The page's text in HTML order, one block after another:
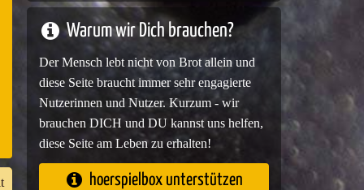
Warum wir Dich brauchen?
Der Mensch lebt nicht von Brot allein und
diese Seite braucht immer sehr engagierte
Nutzerinnen und Nutzer. Kurzum - wir
brauchen DICH und DU kannst uns helfen,
diese Seite am Leben zu erhalten!
hoerspielbox unterstützen